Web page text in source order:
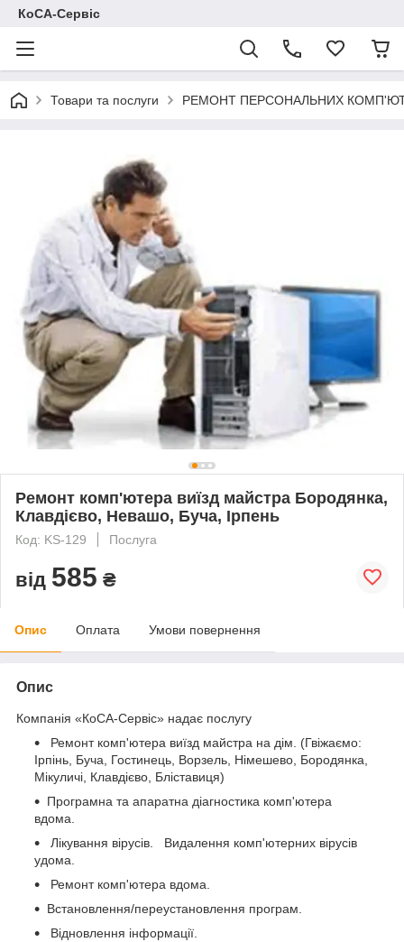
КоСА-Сервіс
Товари та послуги РЕМОНТ ПЕРСОНАЛЬНИХ
Ремонт комп'ютера виїзд майстра Бородянка,
Клавдієво, Невашо, Буча, Ірпень
Код: KS-129 Послуга
від 585 ₴
Опис Оплата Умови повернення
Опис
Компанія «КоСА-Сервіс» надає послугу
Ремонт комп'ютера виїзд майстра на дім. (Гвіжаємо:
Ірпінь, Буча, Гостинець, Ворзель, Німешево, Бородянка,
Мікуличі, Клавдієво, Бліставиця)
Програмна та апаратна діагностика комп'ютера
вдома.
Лікування вірусів. Видалення комп'ютерних вірусів
удома.
Ремонт комп'ютера вдома.
Встановлення/переустановлення програм.
Відновлення інформації.